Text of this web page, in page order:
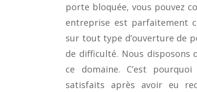
porte bloquée, vous pouvez
entreprise est parfaitement
sur tout type d’ouverture de
de difficulté. Nous disposons
ce domaine. C’est
satisfaits après avoir eu